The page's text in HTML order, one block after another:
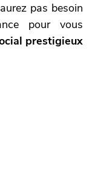
pas besoin
pour vous
prestigieux